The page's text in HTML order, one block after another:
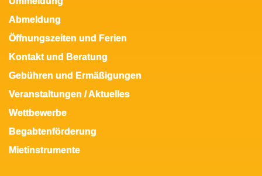
Abmeldung
Öffnungszeiten und Ferien
Kontakt und Beratung
Gebühren und Ermäßigungen
Veranstaltungen / Aktuelles
Wettbewerbe
Begabtenförderung
Mietinstrumente